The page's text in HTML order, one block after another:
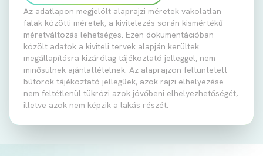
Az adatlapon megjelölt alaprajzi méretek vakolatlan
falak közötti méretek, a kivitelezés során kismértékű
méretváltozás lehetséges. Ezen dokumentációban
közölt adatok a kiviteli tervek alapján kerültek
megállapításra kizárólag tájékoztató jelleggel, nem
minősülnek ajánlattételnek. Az alaprajzon feltüntetett
bútorok tájékoztató jellegűek, azok rajzi elhelyezése
nem feltétlenül tükrözi azok jövőbeni elhelyezhetőségét,
illetve azok nem képzik a lakás részét.